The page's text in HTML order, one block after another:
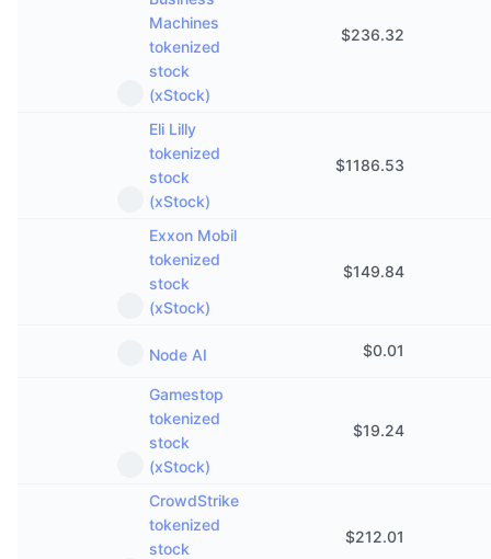
Machines
tokenized
stock
(xStock)
$236.32
Eli Lilly
tokenized
stock
(xStock)
$1186.53
Exxon Mobil
tokenized
stock
(xStock)
$149.84
Node AI $0.01
Gamestop
tokenized
stock
(xStock)
$19.24
CrowdStrike
tokenized
stock
$212.01